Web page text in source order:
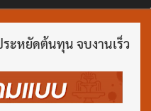
ะหยัดต้นทุน จบงานเร็ว